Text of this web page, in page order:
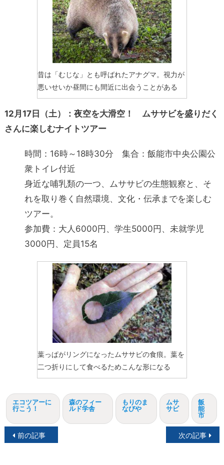
昔は「むじな」とも呼ばれたアナグマ。視力が
悪いせいか昼間にも間近に出会うことがある
12月17日（土）：夜空を大滑空！ ムササビを盛りだく
さんに楽しむナイトツアー
時間：16時～18時30分 集合：飯能市中央公園公
衆トイレ付近
身近な哺乳類の一つ、ムササビの生態観察と、そ
れを取り巻く自然環境、文化・伝承までを楽しむ
ツアー。
参加費：大人6000円、学生5000円、未就学児
3000円、定員15名
葉っぱがリングになったムササビの食痕。葉を
二つ折りにして食べるためこんな形になる
エコツアーに
行こう！
森のフィー
ルド学舎
もりのま
なびや
ムサ
サビ
飯
能
市
投前の記事 次の記事